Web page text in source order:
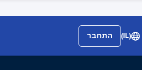
(IL) התחבר